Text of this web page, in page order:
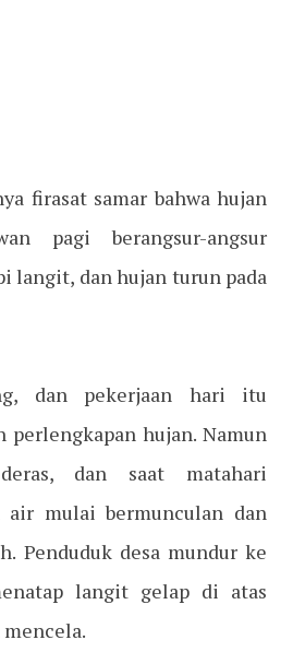
firasat samar bahwa hujan
pagi berangsur-angsur
langit, dan hujan turun pada
dan pekerjaan hari itu
perlengkapan hujan. Namun
dan saat matahari
air mulai bermunculan dan
Penduduk desa mundur ke
langit gelap di atas